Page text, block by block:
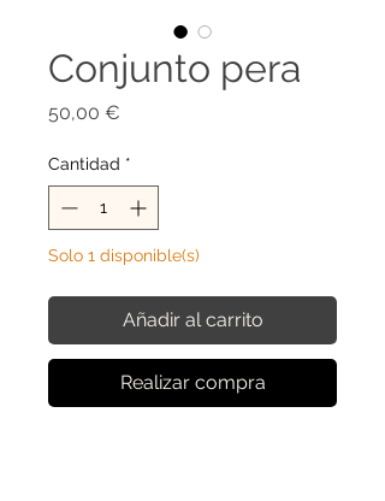
Conjunto pera
50,00 €
Cantidad *
Solo 1 disponible(s)
Añadir al carrito
Realizar compra